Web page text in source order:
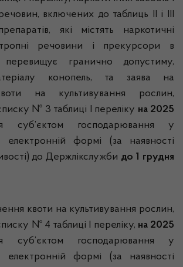
включених до таблиць II і III
які містять наркотичні
речовини і прекурсори в
перевищує гранично допустиму,
конопель, та заява на
на культивування рослин,
№ 3 таблиці I переліку на 2025
суб’єктом господарювання у
електронній формі (за наявності
до Держлікслужби до 1 грудня
квоти на культивування рослин,
№ 4 таблиці I переліку, на 2025
суб’єктом господарювання у
електронній формі (за наявності